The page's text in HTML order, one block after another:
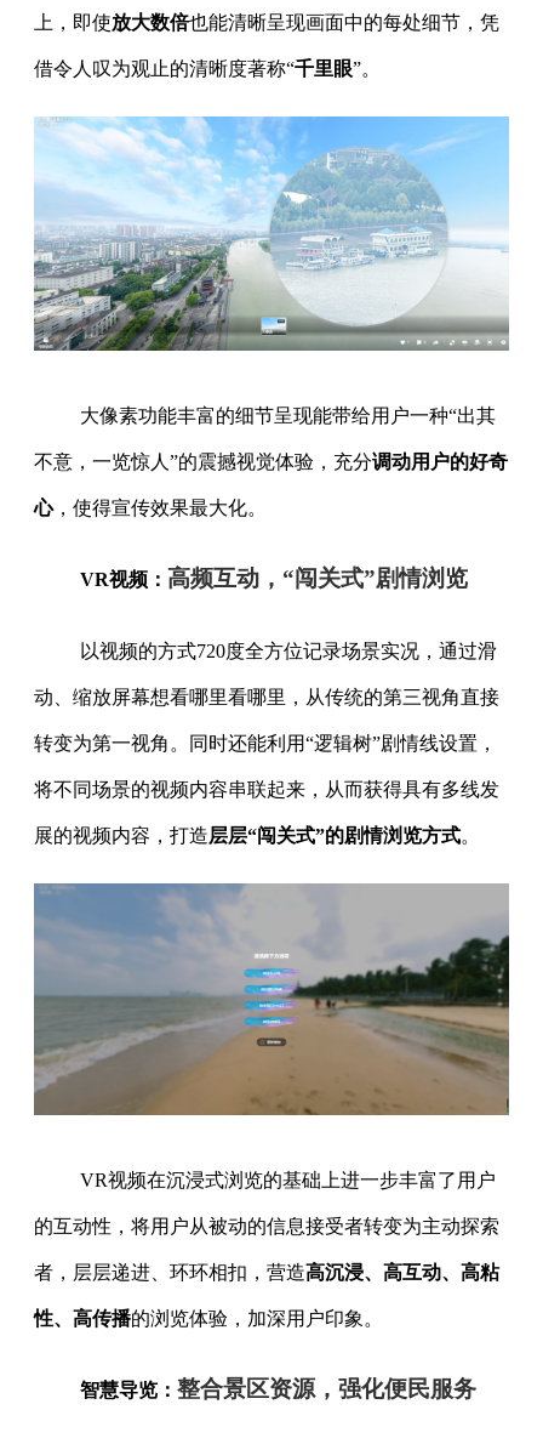
上，即使放大数倍也能清晰呈现画面中的每处细节，凭
借令人叹为观止的清晰度著称“千里眼”。
大像素功能丰富的细节呈现能带给用户一种“出其
不意，一览惊人”的震撼视觉体验，充分调动用户的好奇
心，使得宣传效果最大化。
VR视频： 高频互动，“闯关式”剧情浏览
以视频的方式720度全方位记录场景实况，通过滑
动、缩放屏幕想看哪里看哪里，从传统的第三视角直接
转变为第一视角。同时还能利用“逻辑树”剧情线设置，
将不同场景的视频内容串联起来，从而获得具有多线发
展的视频内容，打造层层“闯关式”的剧情浏览方式。
VR视频在沉浸式浏览的基础上进一步丰富了用户
的互动性，将用户从被动的信息接受者转变为主动探索
者，层层递进、环环相扣，营造高沉浸、高互动、高粘
性、高传播的浏览体验，加深用户印象。
智慧导览： 整合景区资源，强化便民服务